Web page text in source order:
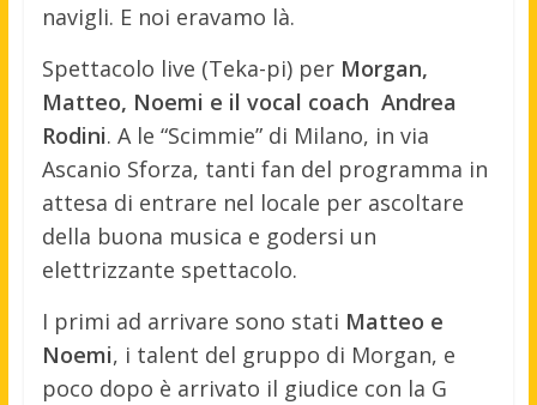
navigli. E noi eravamo là.
Spettacolo live (Teka-pi) per Morgan,
Matteo, Noemi e il vocal coach Andrea
Rodini. A le “Scimmie” di Milano, in via
Ascanio Sforza, tanti fan del programma in
attesa di entrare nel locale per ascoltare
della buona musica e godersi un
elettrizzante spettacolo.
I primi ad arrivare sono stati Matteo e
Noemi, i talent del gruppo di Morgan, e
poco dopo è arrivato il giudice con la G